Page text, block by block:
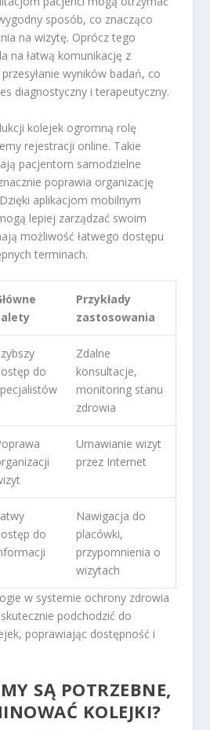
sposób, co znacząco
na wizytę. Oprócz tego
na łatwą komunikację z
wyników badań, co
diagnostyczny i terapeutyczny.
kolejek ogromną rolę
rejestracji online. Takie
pacjentom samodzielne
poprawia organizację
aplikacjom mobilnym
lepiej zarządzać swoim
możliwość łatwego dostępu
terminach.
Przykłady
zastosowania
do
Zdalne
konsultacje,
monitoring stanu
zdrowia
Umawianie wizyt
przez Internet
do
Nawigacja do
placówki,
przypomnienia o
wizytach
w systemie ochrony zdrowia
podchodzić do
poprawiając dostępność i
SĄ POTRZEBNE,
KOLEJKI?